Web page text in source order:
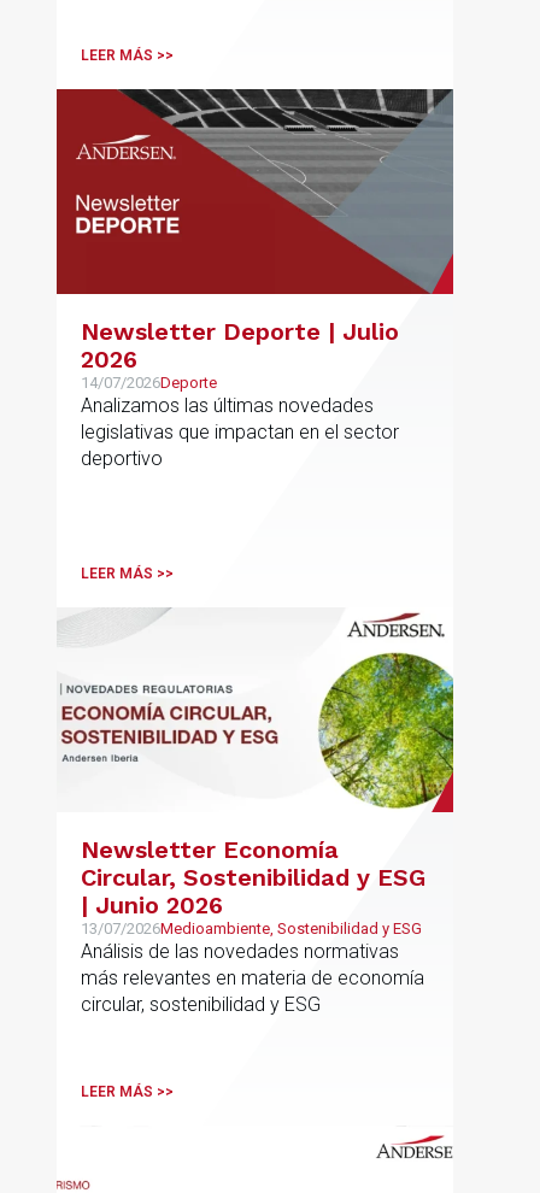
LEER MÁS >>
Newsletter Deporte | Julio
2026
14/07/2026Deporte
Analizamos las últimas novedades
legislativas que impactan en el sector
deportivo
LEER MÁS >>
Newsletter Economía
Circular, Sostenibilidad y ESG
| Junio 2026
13/07/2026Medioambiente, Sostenibilidad y ESG
Análisis de las novedades normativas
más relevantes en materia de economía
circular, sostenibilidad y ESG
LEER MÁS >>